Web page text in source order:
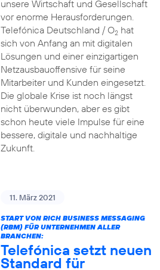
unsere Wirtschaft und Gesellschaft
vor enorme Herausforderungen.
Telefónica Deutschland / O2hat
sich von Anfang an mit digitalen
Lösungen und einer einzigartigen
Netzausbauoffensive für seine
Mitarbeiter und Kunden eingesetzt.
Die globale Krise ist noch längst
nicht überwunden, aber es gibt
schon heute viele Impulse für eine
bessere, digitale und nachhaltige
Zukunft.
11. März 2021
START VON RICH BUSINESS MESSAGING
(RBM) FÜR UNTERNEHMEN ALLER
BRANCHEN:
Telefónica setzt neuen
Standard für